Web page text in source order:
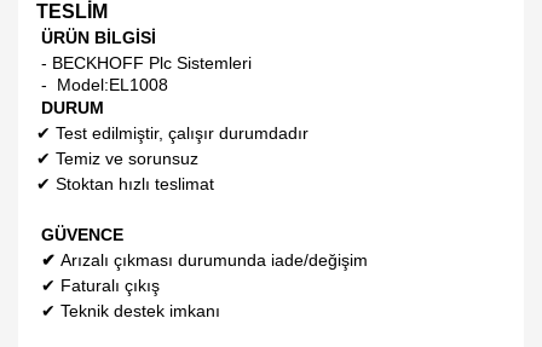
TESLİM
ÜRÜN BİLGİSİ
- BECKHOFF Plc Sistemleri
- Model:EL1008
DURUM
✔ Test edilmiştir, çalışır durumdadır
✔ Temiz ve sorunsuz
✔ Stoktan hızlı teslimat
GÜVENCE
✔ Arızalı çıkması durumunda iade/değişim
✔ Faturalı çıkış
✔ Teknik destek imkanı